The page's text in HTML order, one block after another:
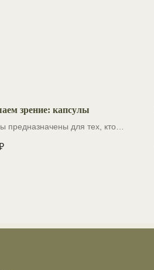
зрение: капсулы
предназначены для тех, кто
средство для